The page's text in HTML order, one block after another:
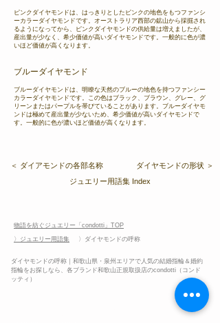
ピンクダイヤモンドは、はっきりとしたピンクの地色をもつファンシ
ーカラーダイヤモンドです。オーストラリア西部の鉱山から採掘され
るようになってから、ピンクダイヤモンドの供給量は増えましたが、
産出量が少なく、希少価値が高いダイヤモンドです。一般的に色が濃
いほど価値が高くなります。
ブルーダイヤモンド
ブルーダイヤモンドは、明瞭な天然のブルーの地色を持つファンシー
カラーダイヤモンドです。この色はブラック、ブラウン、グレー、グ
リーンまたはパープルを帯びていることがあります。ブルーダイヤモ
ンドは極めて産出量が少ないため、希少価値が高いダイヤモンドで
す。一般的に色が濃いほど価値が高くなります。
＜ ダイアモンドの各部名称
ダイヤモンドの形状 ＞
ジュエリー用語集 Index
物語を紡ぐジュエリー「condotti」TOP
〉ジュエリー用語集
〉ダイヤモンドの呼称
ダイヤモンドの呼称 ｜和歌山県・泉州エリアで人気の結婚指輪＆婚約
指輪をお探しなら、各ブランド和歌山正規取扱店のcondotti（コンド
ッティ）